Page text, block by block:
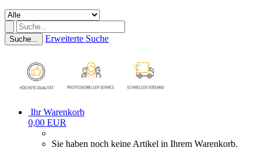
Suche... Erweiterte Suche
Ihr Warenkorb
0,00 EUR
Sie haben noch keine Artikel in Ihrem Warenkorb.